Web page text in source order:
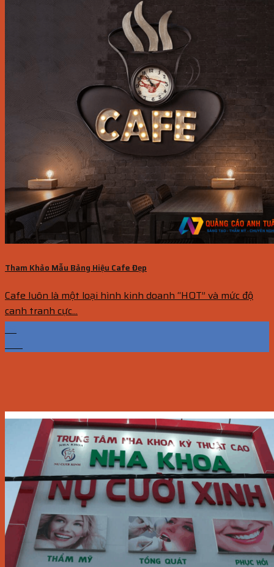
Tham Khảo Mẫu Bảng Hiệu Cafe Đẹp
Cafe luôn là một loại hình kinh doanh “HOT” và mức độ
canh tranh cực...